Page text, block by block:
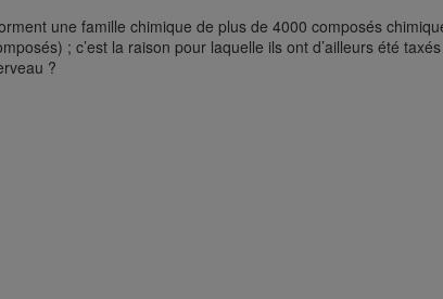
une famille chimique de plus de 4000 composés
; c’est la raison pour laquelle ils ont d’ailleurs été
?